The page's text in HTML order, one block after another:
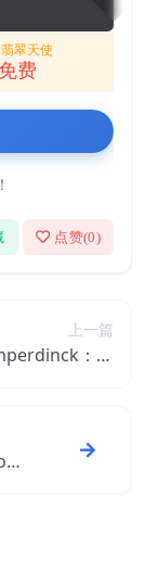
翡翠天使
免费
点赞(0)
上一篇
： H